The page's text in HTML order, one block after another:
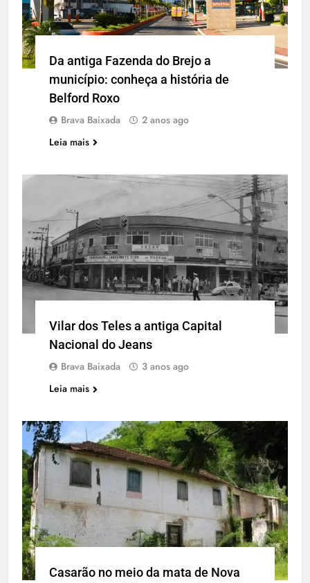
Da antiga Fazenda do Brejo a
município: conheça a história de
Belford Roxo
Brava Baixada
2 anos ago
Leia mais
Vilar dos Teles a antiga Capital
Nacional do Jeans
Brava Baixada
3 anos ago
Leia mais
Casarão no meio da mata de Nova